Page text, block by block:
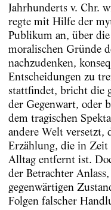
Jahrhunderts v. Chr.
regte mit Hilfe der
Publikum an, über
moralischen Gründe
nachzudenken,
Entscheidungen zu
stattfindet, bricht die
der Gegenwart, oder
dem tragischen
andere Welt versetzt,
Erzählung, die in Zeit
Alltag entfernt ist.
der Betrachter
gegenwärtigen
Folgen falscher